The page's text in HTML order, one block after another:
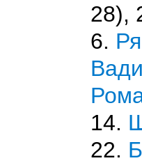
28),
6.
14.
22.